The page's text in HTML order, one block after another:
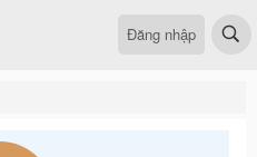
Đăng nhập